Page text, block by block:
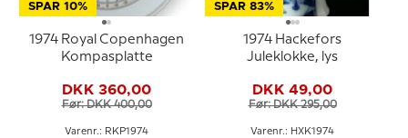
SPAR 10%
1974 Royal Copenhagen
Kompasplatte
DKK 360,00
Før: DKK 400,00
Varenr.: RKP1974
SPAR 83%
1974 Hackefors
Juleklokke, lys
DKK 49,00
Før: DKK 295,00
Varenr.: HXK1974